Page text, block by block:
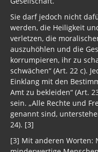
Sie darf jedoch nicht
werden, die Heiligkeit
verletzen, die
auszuhöhlen und die
korrumpieren, ihr zu
schwächen“ (Art. 22 c).
Einklang mit den
Amt zu bekleiden“ (Art.
sein. „Alle Rechte und
genannt sind,
24). [3]
[3] Mit anderen Worten:
minderwertige